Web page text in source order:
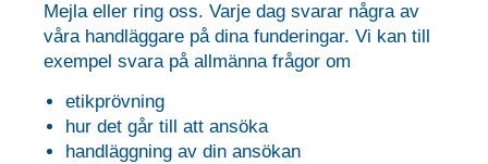
Mejla eller ring oss. Varje dag svarar några av
våra handläggare på dina funderingar. Vi kan till
exempel svara på allmänna frågor om
etikprövning
hur det går till att ansöka
handläggning av din ansökan